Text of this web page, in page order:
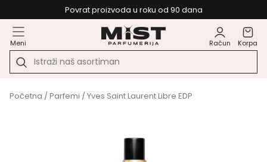
Povrat proizvoda u roku od 90 dana
Meni Račun Korpa
Početna /Parfemi / Yves Saint Laurent Libre EDP